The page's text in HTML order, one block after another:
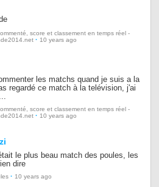
score et classement en temps réel -
· 10 years ago
les matchs quand je suis a la
regardé ce match à la telévision, j'ai
score et classement en temps réel -
· 10 years ago
le plus beau match des poules, les
dire
· 10 years ago